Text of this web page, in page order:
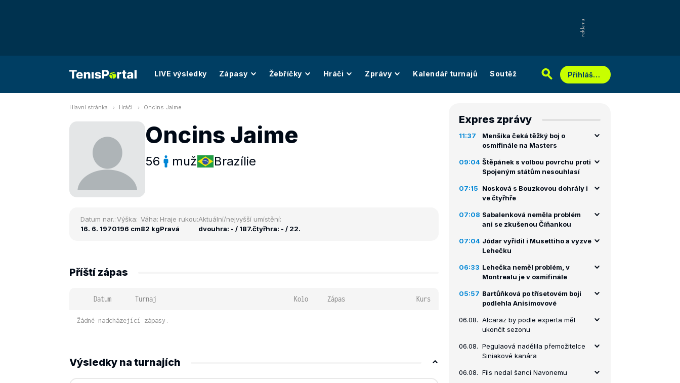
LIVE výsledky Zápasy Žebříčky Hráči Zprávy Kalendář turnajů Soutěž Přihlášení
Hlavní stránka Hráči Oncins Jaime
Oncins Jaime
56 muž Brazílie
Datum nar.:
16. 6. 1970
Výška:
196 cm
Váha:
82 kg
Hraje rukou:
Pravá
Aktuální/nejvyšší umístění:
dvouhra: - / 187.čtyřhra: - / 22.
Příští zápas
Datum Turnaj Kolo Zápas Kurs
Žádné nadcházející zápasy.
Výsledky na turnajích
Expres zprávy
11:37
Menšíka čeká těžký boj o
osmifinále na Masters
09:04 Štěpánek s volbou povrchu proti
Spojeným státům nesouhlasí
07:15
Nosková s Bouzkovou dohrály i
ve čtyřhře
07:08 Sabalenková neměla problém
ani se zkušenou Číňankou
07:04 Jódar vyřídil i Musettiho a vyzve
Lehečku
06:33 Lehečka neměl problém, v
Montrealu je v osmifinále
05:57 Bartůňková po třísetovém boji
podlehla Anisimovové
06.08. Alcaraz by podle experta měl
ukončit sezonu
06.08. Pegulaová nadělila přemožitelce
Siniakové kanára
06.08. Fils nedal šanci Navonemu